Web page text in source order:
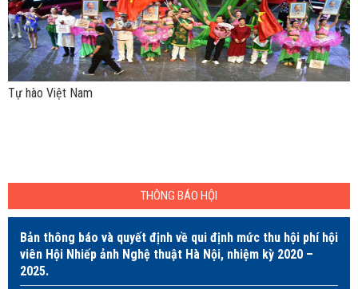
Tự hào Việt Nam
THÔNG BÁO HỘI
Bản thông báo và quyết định về qui định mức thu hội phí hội
viên Hội Nhiếp ảnh Nghệ thuật Hà Nội, nhiệm kỳ 2020 –
2025.